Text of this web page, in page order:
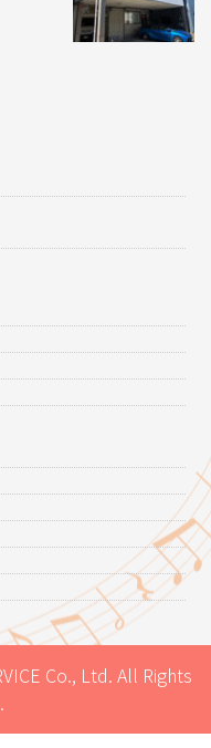
Co., Ltd. All Rights